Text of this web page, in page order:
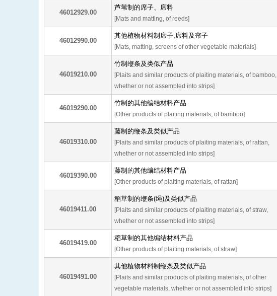
46012929.00
芦苇制的席子、席料
[Mats and matting, of reeds]
46012990.00
其他植物材料制席子,席料及帘子
[Mats, matting, screens of other vegetable materials]
46019210.00
竹制缏条及类似产品
[Plaits and similar products of plaiting materials, of bamboo,
whether or not assembled into strips]
46019290.00
竹制的其他编结材料产品
[Other products of plaiting materials, of bamboo]
46019310.00
藤制的缏条及类似产品
[Plaits and similar products of plaiting materials, of rattan,
whether or not assembled into strips]
46019390.00
藤制的其他编结材料产品
[Other products of plaiting materials, of rattan]
46019411.00
稻草制的缏条(绳)及类似产品
[Plaits and similar products of plaiting materials, of straw,
whether or not assembled into strips]
46019419.00
稻草制的其他编结材料产品
[Other products of plaiting materials, of straw]
46019491.00
其他植物材料制缏条及类似产品
[Plaits and similar products of plaiting materials, of other
vegetable materials, whether or not assembled into strips]